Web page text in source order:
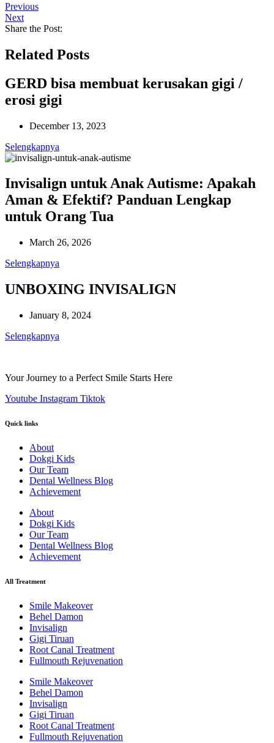
Previous
Next
Share the Post:
Related Posts
GERD bisa membuat kerusakan gigi /
erosi gigi
December 13, 2023
Selengkapnya
Invisalign untuk Anak Autisme: Apakah
Aman & Efektif? Panduan Lengkap
untuk Orang Tua
March 26, 2026
Selengkapnya
UNBOXING INVISALIGN
January 8, 2024
Selengkapnya
Your Journey to a Perfect Smile Starts Here
Youtube Instagram Tiktok
Quick links
About
Dokgi Kids
Our Team
Dental Wellness Blog
Achievement
About
Dokgi Kids
Our Team
Dental Wellness Blog
Achievement
All Treatment
Smile Makeover
Behel Damon
Invisalign
Gigi Tiruan
Root Canal Treatment
Fullmouth Rejuvenation
Smile Makeover
Behel Damon
Invisalign
Gigi Tiruan
Root Canal Treatment
Fullmouth Rejuvenation